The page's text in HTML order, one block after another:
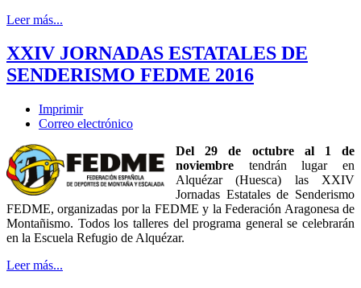
Leer más...
XXIV JORNADAS ESTATALES DE
SENDERISMO FEDME 2016
Imprimir
Correo electrónico
Del 29 de octubre al 1 de
noviembre tendrán lugar en
Alquézar (Huesca) las XXIV
Jornadas Estatales de Senderismo
FEDME, organizadas por la FEDME y la Federación Aragonesa de
Montañismo. Todos los talleres del programa general se celebrarán
en la Escuela Refugio de Alquézar.
Leer más...